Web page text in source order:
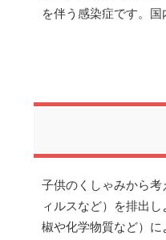
を伴う感染症です。国
子供のくしゃみから
ィルスなど）を排出
椒や化学物質など）に